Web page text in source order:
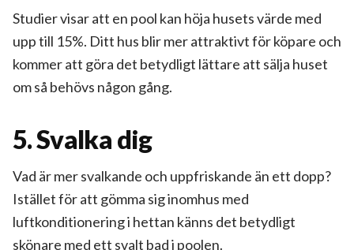
Studier visar att en pool kan höja husets värde med
upp till 15%. Ditt hus blir mer attraktivt för köpare och
kommer att göra det betydligt lättare att sälja huset
om så behövs någon gång.
5. Svalka dig
Vad är mer svalkande och uppfriskande än ett dopp?
Istället för att gömma sig inomhus med
luftkonditionering i hettan känns det betydligt
skönare med ett svalt bad i poolen.